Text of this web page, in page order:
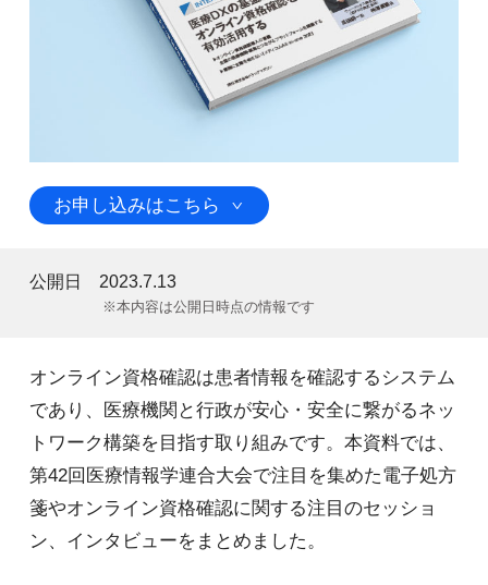
お申し込みはこちら
公開日 2023.7.13
※本内容は公開日時点の情報です
オンライン資格確認は患者情報を確認するシステム
であり、医療機関と行政が安心・安全に繋がるネッ
トワーク構築を目指す取り組みです。本資料では、
第42回医療情報学連合大会で注目を集めた電子処方
箋やオンライン資格確認に関する注目のセッショ
ン、インタビューをまとめました。